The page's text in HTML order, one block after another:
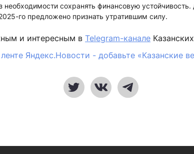
необходимости сохранять финансовую
го предложено признать утратившим силу.
и интересным в Telegram-канале
Яндекс.Новости - добавьте «Казанские